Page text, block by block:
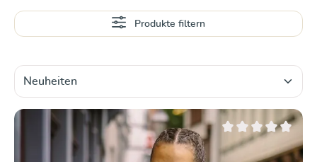
Produkte filtern
Durchschnittliche